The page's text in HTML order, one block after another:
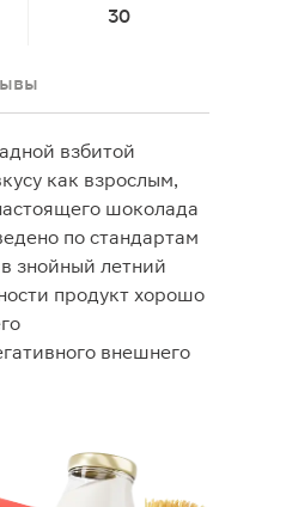
30
взбитой
как взрослым,
шоколада
по стандартам
знойный летний
продукт хорошо
внешнего